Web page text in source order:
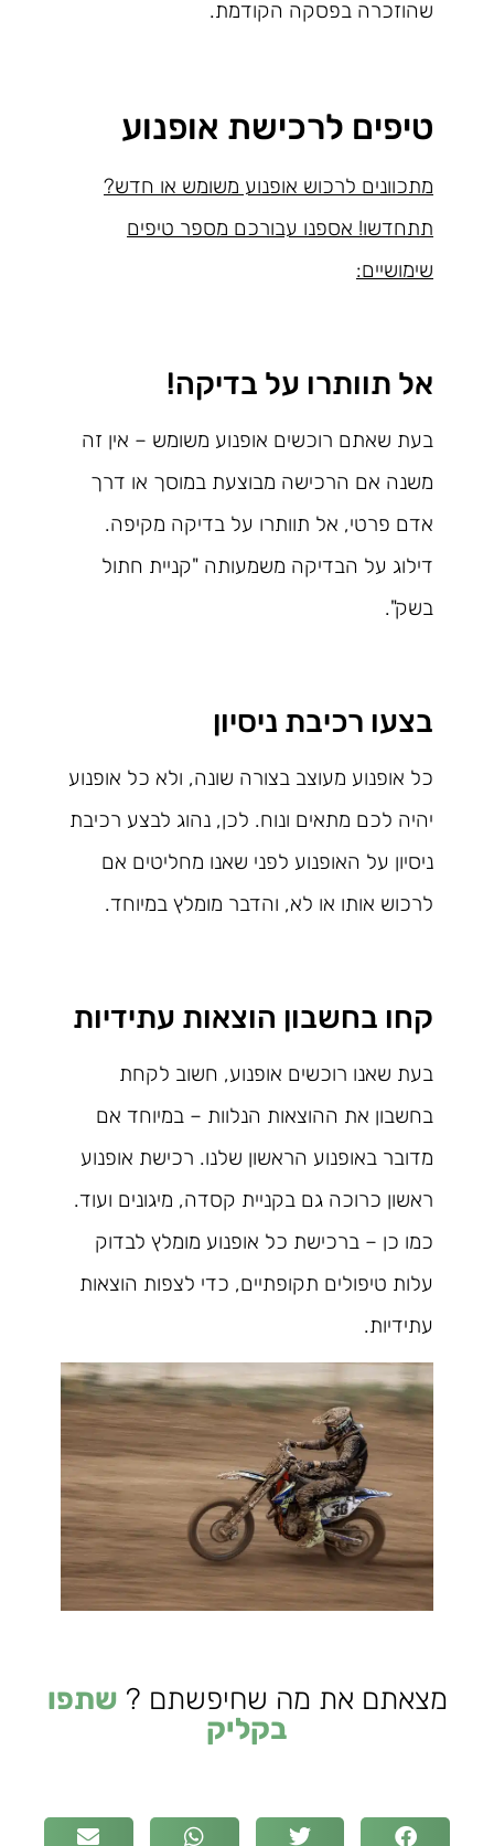
שהוזכרה בפסקה הקודמת.
טיפים לרכישת אופנוע
מתכוונים לרכוש אופנוע משומש או חדש?
תתחדשו! אספנו עבורכם מספר טיפים
שימושיים:
אל תוותרו על בדיקה!
בעת שאתם רוכשים אופנוע משומש – אין זה
משנה אם הרכישה מבוצעת במוסך או דרך
אדם פרטי, אל תוותרו על בדיקה מקיפה.
דילוג על הבדיקה משמעותה "קניית חתול
בשק".
בצעו רכיבת ניסיון
כל אופנוע מעוצב בצורה שונה, ולא כל אופנוע
יהיה לכם מתאים ונוח. לכן, נהוג לבצע רכיבת
ניסיון על האופנוע לפני שאנו מחליטים אם
לרכוש אותו או לא, והדבר מומלץ במיוחד.
קחו בחשבון הוצאות עתידיות
בעת שאנו רוכשים אופנוע, חשוב לקחת
בחשבון את ההוצאות הנלוות – במיוחד אם
מדובר באופנוע הראשון שלנו. רכישת אופנוע
ראשון כרוכה גם בקניית קסדה, מיגונים ועוד.
כמו כן – ברכישת כל אופנוע מומלץ לבדוק
עלות טיפולים תקופתיים, כדי לצפות הוצאות
עתידיות.
מצאתם את מה שחיפשתם ? שתפו
בקליק